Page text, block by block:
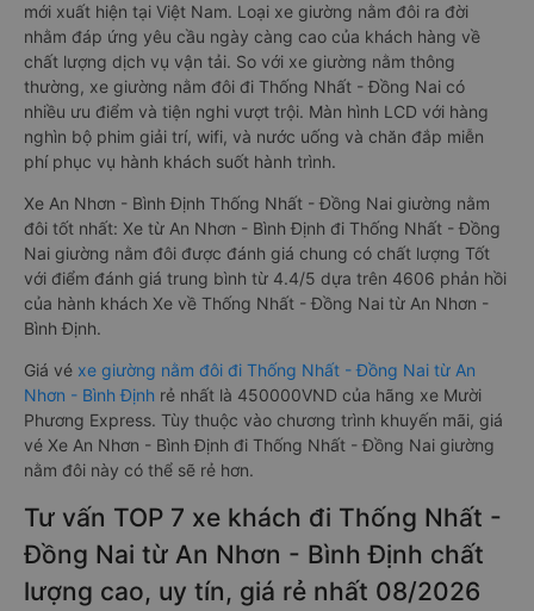
mới xuất hiện tại Việt Nam. Loại xe giường nằm đôi ra đời
nhằm đáp ứng yêu cầu ngày càng cao của khách hàng về
chất lượng dịch vụ vận tải. So với xe giường nằm thông
thường, xe giường nằm đôi đi Thống Nhất - Đồng Nai có
nhiều ưu điểm và tiện nghi vượt trội. Màn hình LCD với hàng
nghìn bộ phim giải trí, wifi, và nước uống và chăn đắp miễn
phí phục vụ hành khách suốt hành trình.
Xe An Nhơn - Bình Định Thống Nhất - Đồng Nai giường nằm
đôi tốt nhất: Xe từ An Nhơn - Bình Định đi Thống Nhất - Đồng
Nai giường nằm đôi được đánh giá chung có chất lượng Tốt
với điểm đánh giá trung bình từ 4.4/5 dựa trên 4606 phản hồi
của hành khách Xe về Thống Nhất - Đồng Nai từ An Nhơn -
Bình Định.
Giá vé xe giường nằm đôi đi Thống Nhất - Đồng Nai từ An
Nhơn - Bình Định rẻ nhất là 450000VND của hãng xe Mười
Phương Express. Tùy thuộc vào chương trình khuyến mãi, giá
vé Xe An Nhơn - Bình Định đi Thống Nhất - Đồng Nai giường
nằm đôi này có thể sẽ rẻ hơn.
Tư vấn TOP 7 xe khách đi Thống Nhất -
Đồng Nai từ An Nhơn - Bình Định chất
lượng cao, uy tín, giá rẻ nhất 08/2026